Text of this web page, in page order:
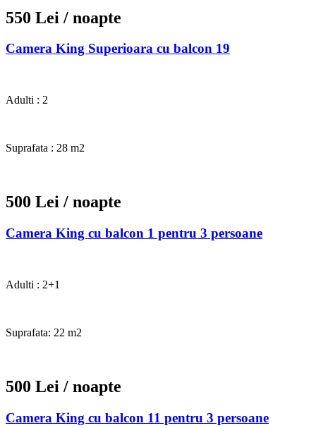
550 Lei / noapte
Camera King Superioara cu balcon 19
Adulti : 2
Suprafata : 28 m2
500 Lei / noapte
Camera King cu balcon 1 pentru 3 persoane
Adulti : 2+1
Suprafata: 22 m2
500 Lei / noapte
Camera King cu balcon 11 pentru 3 persoane